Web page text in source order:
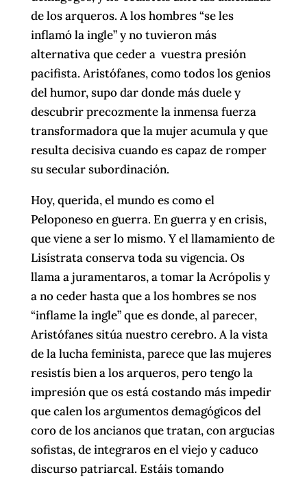
de los arqueros. A los hombres “se les
inflamó la ingle” y no tuvieron más
alternativa que ceder a vuestra presión
pacifista. Aristófanes, como todos los genios
del humor, supo dar donde más duele y
descubrir precozmente la inmensa fuerza
transformadora que la mujer acumula y que
resulta decisiva cuando es capaz de romper
su secular subordinación.
Hoy, querida, el mundo es como el
Peloponeso en guerra. En guerra y en crisis,
que viene a ser lo mismo. Y el llamamiento de
Lisístrata conserva toda su vigencia. Os
llama a juramentaros, a tomar la Acrópolis y
a no ceder hasta que a los hombres se nos
“inflame la ingle” que es donde, al parecer,
Aristófanes sitúa nuestro cerebro. A la vista
de la lucha feminista, parece que las mujeres
resistís bien a los arqueros, pero tengo la
impresión que os está costando más impedir
que calen los argumentos demagógicos del
coro de los ancianos que tratan, con argucias
sofistas, de integraros en el viejo y caduco
discurso patriarcal. Estáis tomando